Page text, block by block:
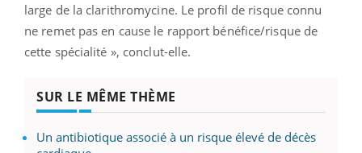
large de la clarithromycine. Le profil de risque connu
ne remet pas en cause le rapport bénéfice/risque de
cette spécialité », conclut-elle.
SUR LE MÊME THÈME
Un antibiotique associé à un risque élevé de décès